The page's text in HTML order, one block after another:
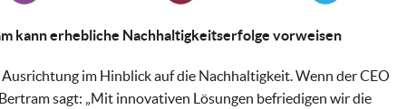
kann erhebliche Nachhaltigkeitserfolge vorweisen
im Hinblick auf die Nachhaltigkeit. Wenn der CEO
sagt: „Mit innovativen Lösungen befriedigen wir die